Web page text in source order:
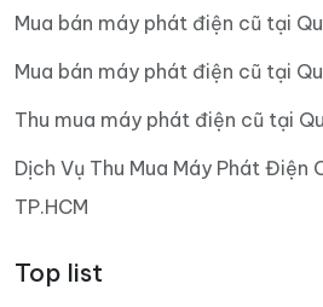
Mua bán máy phát điện cũ tại
Mua bán máy phát điện cũ tại
Thu mua máy phát điện cũ tại
Dịch Vụ Thu Mua Máy Phát Điện
TP.HCM
Top list